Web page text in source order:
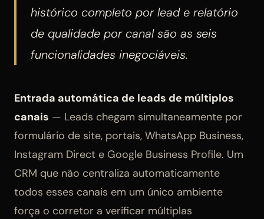
histórico completo por lead e relatório
de qualidade por canal são as seis
funcionalidades inegociáveis.
Entrada automática de leads de múltiplos
canais — Leads chegam simultaneamente por
formulário de site, portais, WhatsApp Business,
Instagram Direct e Google Business Profile. Um
CRM que não centraliza automaticamente
todos esses canais em um único ambiente
força o corretor a verificar múltiplas